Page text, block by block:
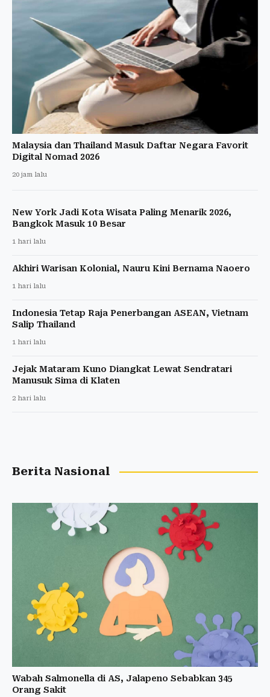
Malaysia dan Thailand Masuk Daftar Negara Favorit
Digital Nomad 2026
20 jam lalu
New York Jadi Kota Wisata Paling Menarik 2026,
Bangkok Masuk 10 Besar
1 hari lalu
Akhiri Warisan Kolonial, Nauru Kini Bernama Naoero
1 hari lalu
Indonesia Tetap Raja Penerbangan ASEAN, Vietnam
Salip Thailand
1 hari lalu
Jejak Mataram Kuno Diangkat Lewat Sendratari
Manusuk Sima di Klaten
2 hari lalu
Berita Nasional
Wabah Salmonella di AS, Jalapeno Sebabkan 345
Orang Sakit